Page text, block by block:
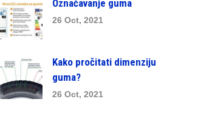
Označavanje guma
26 Oct, 2021
Kako pročitati dimenziju
guma?
26 Oct, 2021